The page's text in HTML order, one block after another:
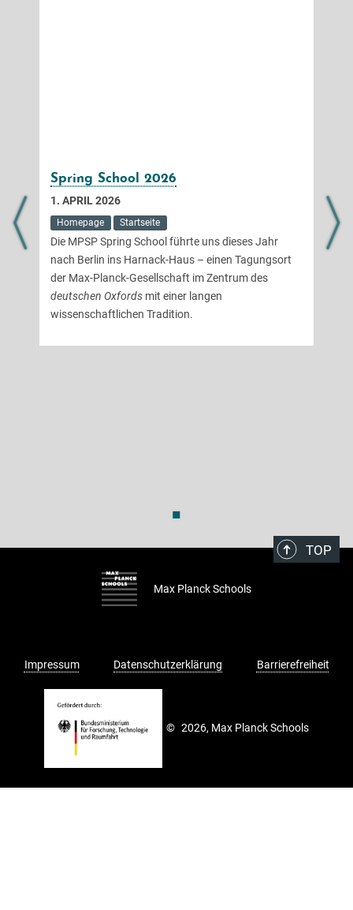
Spring School 2026
1. APRIL 2026
Homepage Startseite
Die MPSP Spring School führte uns dieses Jahr
nach Berlin ins Harnack-Haus – einen Tagungsort
der Max-Planck-Gesellschaft im Zentrum des
deutschen Oxfords mit einer langen
wissenschaftlichen Tradition.
◼
TOP
Max Planck Schools
Impressum Datenschutzerklärung Barrierefreiheit
© 2026, Max Planck Schools